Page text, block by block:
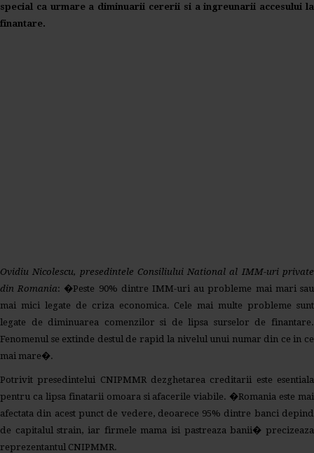
special ca urmare a diminuarii cererii si a ingreunarii accesului la
finantare.
Ovidiu Nicolescu, presedintele Consiliului National al IMM-uri private
din Romania: �Peste 90% dintre IMM-uri au probleme mai mari sau
mai mici legate de criza economica. Cele mai multe probleme sunt
legate de diminuarea comenzilor si de lipsa surselor de finantare.
Fenomenul se extinde destul de rapid la nivelul unui numar din ce in ce
mai mare�.
Potrivit presedintelui CNIPMMR dezghetarea creditarii este esentiala
pentru ca lipsa finatarii omoara si afacerile viabile. �Romania este mai
afectata din acest punct de vedere, deoarece 95% dintre banci depind
de capitalul strain, iar firmele mama isi pastreaza banii� precizeaza
reprezentantul CNIPMMR.